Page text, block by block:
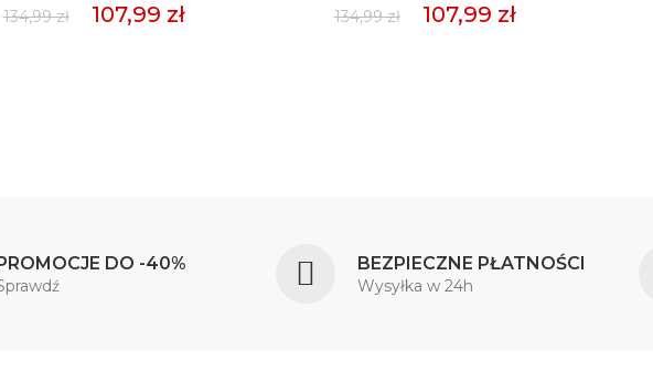
134,99 zł
107,99 zł
134,99 zł
107,99 zł
DO -40% BEZPIECZNE PŁATNOŚCI
Wysyłka w 24h